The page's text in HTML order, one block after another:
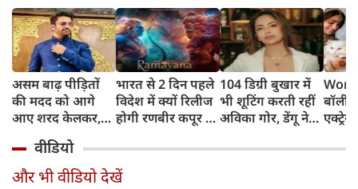
असम बाढ़ पीड़ितों
की मदद को आगे
आए शरद केलकर,
साथ की भावुक
अपील
भारत से 2 दिन पहले
विदेश में क्यों रिलीज
होगी रणबीर कपूर की
मल्होत्रा ने बताया
रिलीज प्लान
104 डिग्री बुखार में
भी शूटिंग करती रहीं
अविका गोर, डेंगू ने
अस्पताल में भर्ती
प्यार
वीडियो
और भी वीडियो देखें